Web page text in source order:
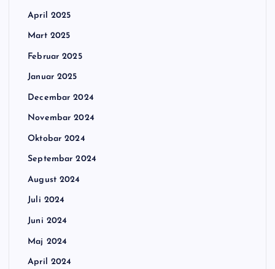
April 2025
Mart 2025
Februar 2025
Januar 2025
Decembar 2024
Novembar 2024
Oktobar 2024
Septembar 2024
August 2024
Juli 2024
Juni 2024
Maj 2024
April 2024